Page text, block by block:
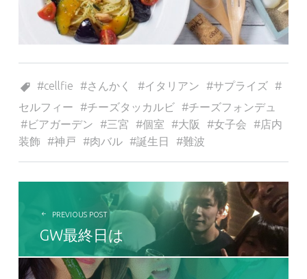
cellfie
さんかく イタリアン
サプライズ
セルフィー
チーズタッカルビ
チーズフォンデュ
ビアガーデン
三宮 個室 大阪 女子会
店内
装飾
神戸 肉バル 誕生日 難波
投稿ナビゲーション
PREVIOUS POST
GW最終日は